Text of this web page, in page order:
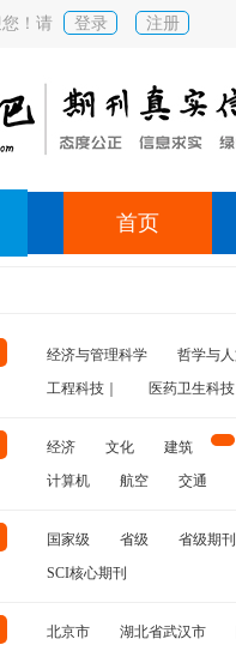
！请 登录 注册
首页
经济与管理科学 哲学与
工程科技｜
医药卫生科技
经济 文化 建筑
计算机
航空 交通
国家级 省级 省级期刊
SCI核心期刊
北京市 湖北省武汉市